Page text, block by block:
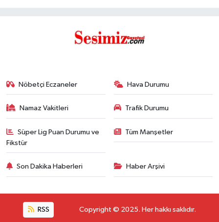
Nöbetçi Eczaneler Hava Durumu
Namaz Vakitleri Trafik Durumu
Süper Lig Puan Durumu ve
Fikstür
Tüm Manşetler
Son Dakika Haberleri Haber Arşivi
RSS Copyright © 2025. Her hakkı saklıdır.